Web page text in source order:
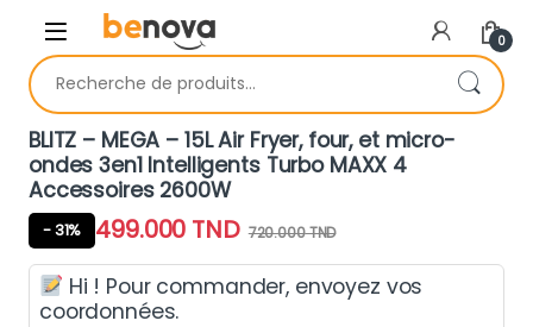
Skip to navigation
Skip to content
0
Recherche pour :
BLITZ – MEGA – 15L Air Fryer, four, et micro-
ondes 3en1 Intelligents Turbo MAXX 4
Accessoires 2600W
- 31% 499.000 TND 720.000TND
Hi ! Pour commander, envoyez vos
coordonnées.